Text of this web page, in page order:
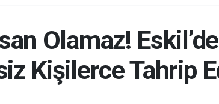
Olamaz!
Kişilerce Tahrip